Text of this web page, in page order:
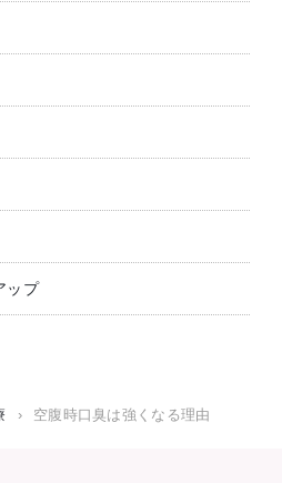
ップ
› 空腹時口臭は強くなる理由